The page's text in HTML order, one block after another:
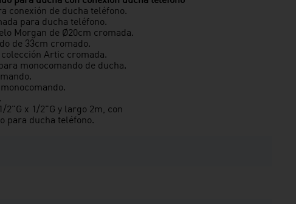
conexión de ducha teléfono.
para ducha teléfono.
Morgan de Ø20cm cromada.
de 33cm cromado.
Artic cromada.
monocomando de ducha.
2"G x 1/2"G y largo 2m, con
para ducha teléfono.